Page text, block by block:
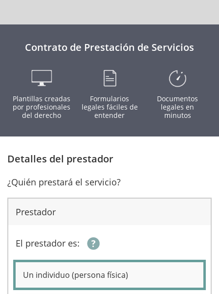
Contrato de Prestación de Servicios
Plantillas creadas
por profesionales
del derecho
Formularios
legales fáciles de
entender
Documentos
legales en
minutos
Detalles del prestador
¿Quién prestará el servicio?
Prestador
El prestador es:
Un individuo (persona física)